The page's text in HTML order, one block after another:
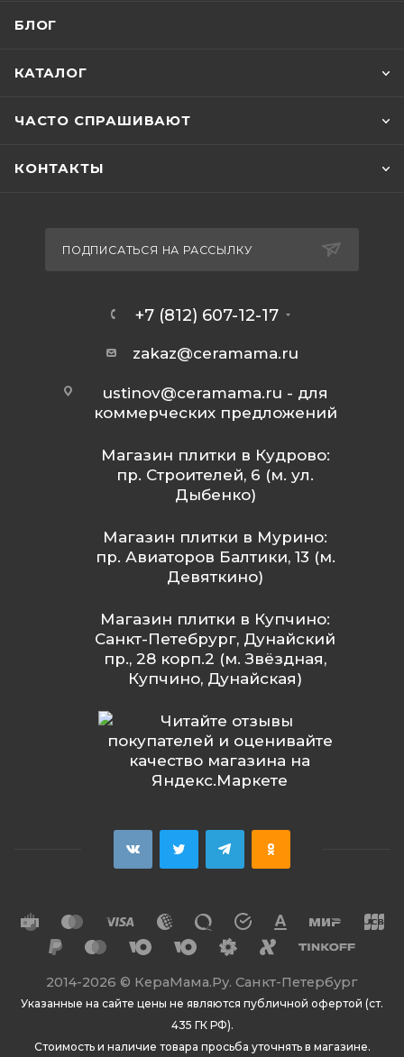
БЛОГ
КАТАЛОГ
ЧАСТО СПРАШИВАЮТ
КОНТАКТЫ
ПОДПИСАТЬСЯ НА РАССЫЛКУ
+7 (812) 607-12-17
zakaz@ceramama.ru
ustinov@ceramama.ru - для
коммерческих предложений
Магазин плитки в Кудрово:
пр. Строителей, 6 (м. ул.
Дыбенко)
Магазин плитки в Мурино:
пр. Авиаторов Балтики, 13 (м.
Девяткино)
Магазин плитки в Купчино:
Санкт-Петебрург, Дунайский
пр., 28 корп.2 (м. Звёздная,
Купчино, Дунайская)
2014-2026 © КераМама.Ру. Санкт-Петербург
Указанные на сайте цены не являются публичной офертой (ст.
435 ГК РФ).
Стоимость и наличие товара просьба уточнять в магазине.